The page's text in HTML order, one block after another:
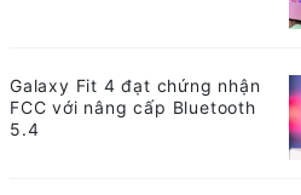
Galaxy Fit 4 đạt chứng nhận
FCC với nâng cấp Bluetooth
5.4